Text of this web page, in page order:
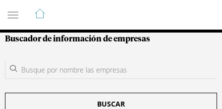
Guía de Empresas Colombianas
Buscador de información de empresas
BUSCAR